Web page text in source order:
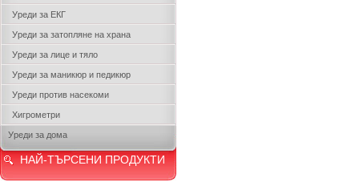
Уреди за ЕКГ
Уреди за затопляне на храна
Уреди за лице и тяло
Уреди за маникюр и педикюр
Уреди против насекоми
Хигрометри
Уреди за дома
НАЙ-ТЪРСЕНИ ПРОДУКТИ